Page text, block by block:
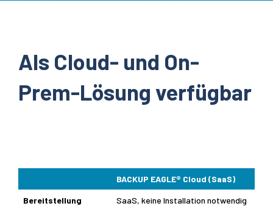
Als Cloud- und On-
Prem-Lösung verfügbar
BACKUP EAGLE® Cloud (SaaS)
Bereitstellung SaaS, keine Installation notwendig